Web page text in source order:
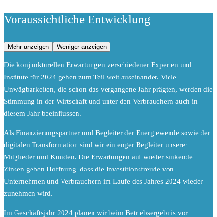
Voraussichtliche Entwicklung
Mehr anzeigen Weniger anzeigen
Die konjunkturellen Erwartungen verschiedener Experten und
Institute für 2024 gehen zum Teil weit auseinander. Viele
Unwägbarkeiten, die schon das vergangene Jahr prägten, werden die
Stimmung in der Wirtschaft und unter den Verbrauchern auch in
diesem Jahr beeinflussen.
Als Finanzierungspartner und Begleiter der Energiewende sowie der
digitalen Transformation sind wir ein enger Begleiter unserer
Mitglieder und Kunden. Die Erwartungen auf wieder sinkende
Zinsen geben Hoffnung, dass die Investitionsfreude von
Unternehmen und Verbrauchern im Laufe des Jahres 2024 wieder
zunehmen wird.
Im Geschäftsjahr 2024 planen wir beim Betriebsergebnis vor